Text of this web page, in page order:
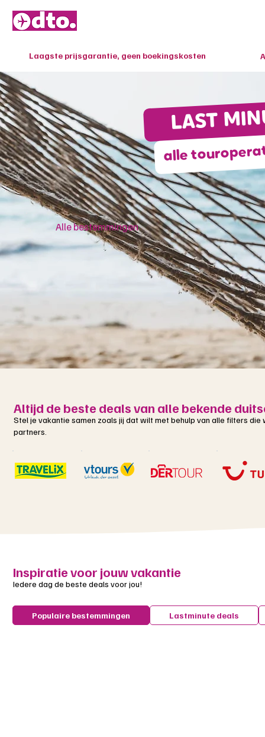
LAST
alle
Alle bestemmingen
Altijd de beste deals van alle bekende
Stel je vakantie samen zoals jij dat wilt met behulp van alle filters
partners.
Inspiratie voor jouw vakantie
Iedere dag de beste deals voor jou!
Populaire bestemmingen Lastminute deals
Laagste prijsgarantie, geen boekingskosten